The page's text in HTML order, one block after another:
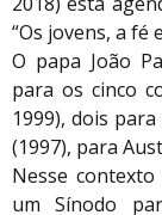
“Os jovens, a fé
O papa João
para os cinco
1999), dois
(1997), para
Nesse
um Sínodo